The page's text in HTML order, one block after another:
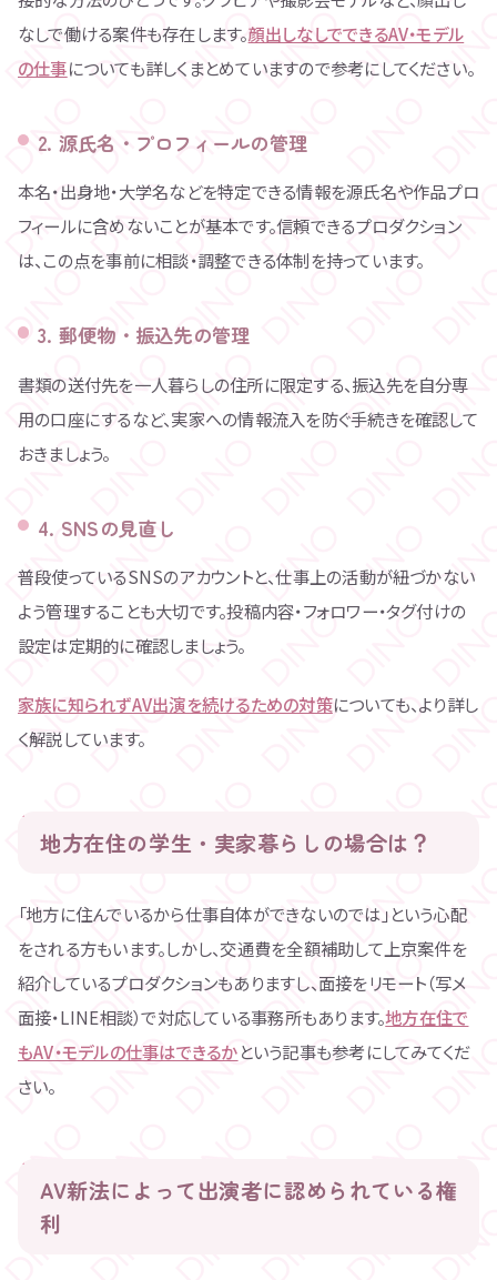
なしで働ける案件も存在します。顔出しなしでできるAV・モデル
の仕事についても詳しくまとめていますので参考にしてください。
2. 源氏名・プロフィールの管理
本名・出身地・大学名などを特定できる情報を源氏名や作品プロ
フィールに含めないことが基本です。信頼できるプロダクション
は、この点を事前に相談・調整できる体制を持っています。
3. 郵便物・振込先の管理
書類の送付先を一人暮らしの住所に限定する、振込先を自分専
用の口座にするなど、実家への情報流入を防ぐ手続きを確認して
おきましょう。
4. SNSの見直し
普段使っているSNSのアカウントと、仕事上の活動が紐づかない
よう管理することも大切です。投稿内容・フォロワー・タグ付けの
設定は定期的に確認しましょう。
家族に知られずAV出演を続けるための対策についても、より詳し
く解説しています。
地方在住の学生・実家暮らしの場合は？
「地方に住んでいるから仕事自体ができないのでは」という心配
をされる方もいます。しかし、交通費を全額補助して上京案件を
紹介しているプロダクションもありますし、面接をリモート（写メ
面接・LINE相談）で対応している事務所もあります。地方在住で
もAV・モデルの仕事はできるかという記事も参考にしてみてくだ
さい。
AV新法によって出演者に認められている権
利